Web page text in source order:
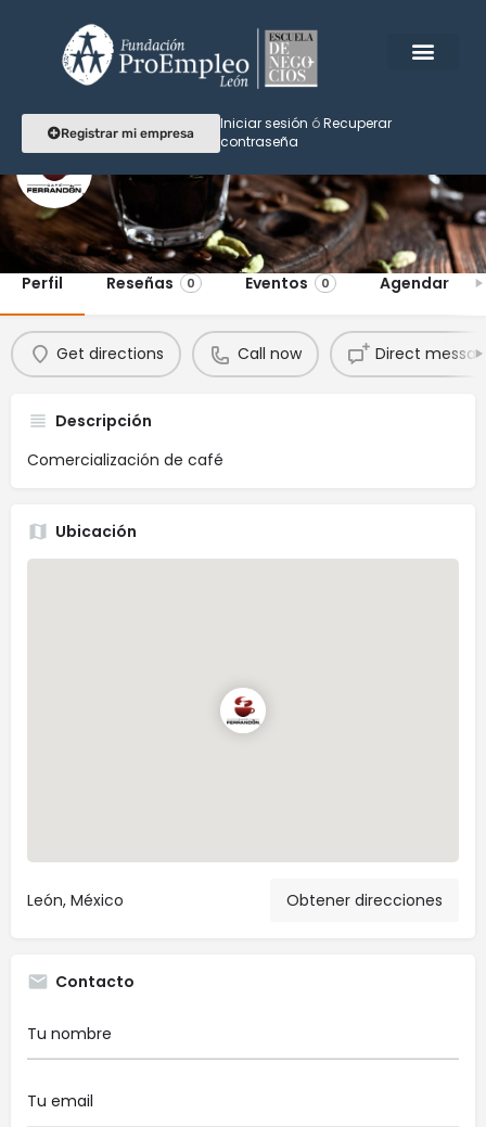
Registrar mi empresa
Iniciar sesión óRecuperar
contraseña
Café Ferrandón
Perfil Reseñas 0 Eventos 0 Agendar
Get directions Call now Direct
Descripción
Comercialización de café
Ubicación
León, México Obtener direcciones
Contacto